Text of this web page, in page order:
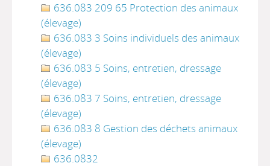
636.083 209 65 Protection des animaux
(élevage)
636.083 3 Soins individuels des animaux
(élevage)
636.083 5 Soins, entretien, dressage
(élevage)
636.083 7 Soins, entretien, dressage
(élevage)
636.083 8 Gestion des déchets animaux
(élevage)
636.0832